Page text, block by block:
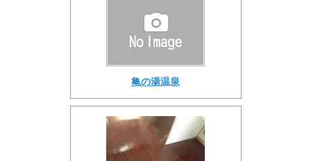
亀の湯温泉